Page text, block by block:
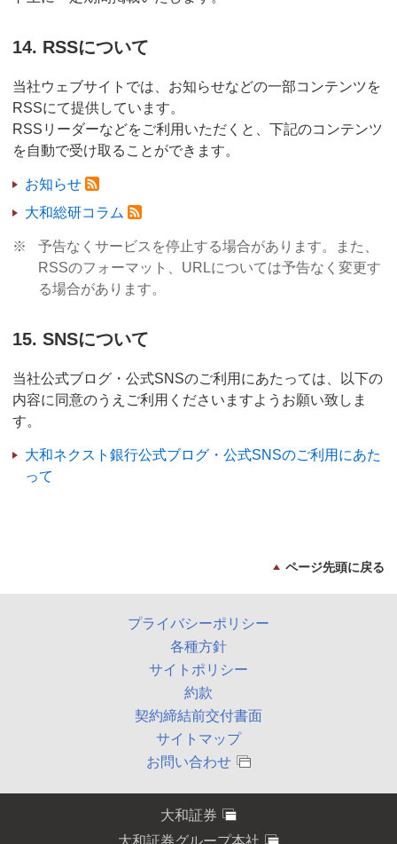
14. RSSについて
当社ウェブサイトでは、お知らせなどの一部コンテンツを
RSSにて提供しています。
RSSリーダーなどをご利用いただくと、下記のコンテンツ
を自動で受け取ることができます。
お知らせ
大和総研コラム
※
予告なくサービスを停止する場合があります。また、
RSSのフォーマット、URLについては予告なく変更す
る場合があります。
15. SNSについて
当社公式ブログ・公式SNSのご利用にあたっては、以下の
内容に同意のうえご利用くださいますようお願い致しま
す。
大和ネクスト銀行公式ブログ・公式SNSのご利用にあた
って
ページ先頭に戻る
大和証券
大和証券グループ本社
プライバシーポリシー
各種方針
サイトポリシー
約款
契約締結前交付書面
サイトマップ
お問い合わせ